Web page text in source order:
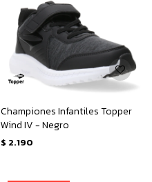
Championes Infantiles Topper
Wind IV - Negro
$ 2.190